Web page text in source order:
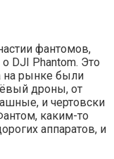
фантомов,
DJI Phantom. Это
на рынке были
дроны, от
и чертовски
каким-то
аппаратов, и